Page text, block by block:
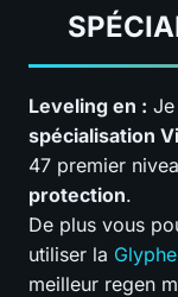
Leveling en :
spécialisation
47 premier
protection.
De plus vous
utiliser la
meilleur regen